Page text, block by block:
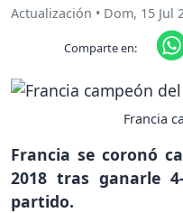
Actualización • Dom, 15 Jul
Comparte en:
Francia
Francia se coronó
2018 tras ganarle
partido.